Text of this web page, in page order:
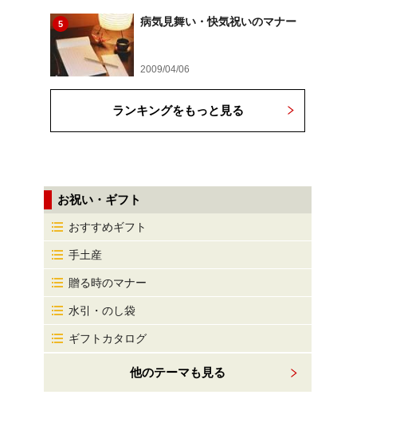
5 病気見舞い・快気祝いのマナー
2009/04/06
ランキングをもっと見る
お祝い・ギフト
おすすめギフト
手土産
贈る時のマナー
水引・のし袋
ギフトカタログ
他のテーマも見る